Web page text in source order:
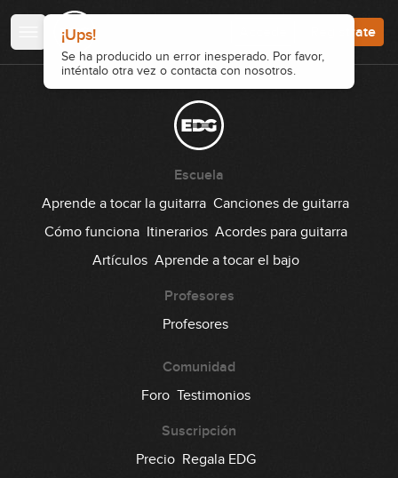
¡Ups!
Se ha producido un error inesperado. Por favor,
inténtalo otra vez o contacta con nosotros.
Regístrate
Escuela
Aprende a tocar la guitarra Canciones de guitarra
Cómo funciona Itinerarios Acordes para guitarra
Artículos Aprende a tocar el bajo
Profesores
Profesores
Comunidad
Foro Testimonios
Suscripción
Precio Regala EDG